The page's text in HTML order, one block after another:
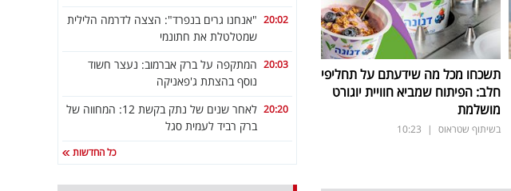
תשכחו מכל מה שידעתם על תחליפי
חלב: הפיתוח שמביא חוויית יוגורט
מושלמת
בשיתוף שטראוס |
10:23
20:02 "אנחנו גרים בנפרד": הצצה לדרמה הלילית
שמטלטלת את חתונמי
20:03 המתקפה על ברק אברמוב: נעצר חשוד
נוסף בהצתת ג'פאניקה
20:20
לאחר שנים של נתק בקשת 12: המחווה של
ברק רביד לעמית סגל
כל החדשות